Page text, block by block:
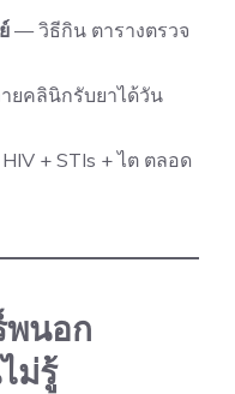
— วิธีกิน ตารางตรวจ
ยคลินิกรับยาได้วัน
+ STIs + ไต ตลอด
พนอก
ม่รู้